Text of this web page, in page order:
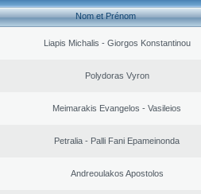
Nom et Prénom
Liapis Michalis - Giorgos Konstantinou
Polydoras Vyron
Meimarakis Evangelos - Vasileios
Petralia - Palli Fani Epameinonda
Andreoulakos Apostolos